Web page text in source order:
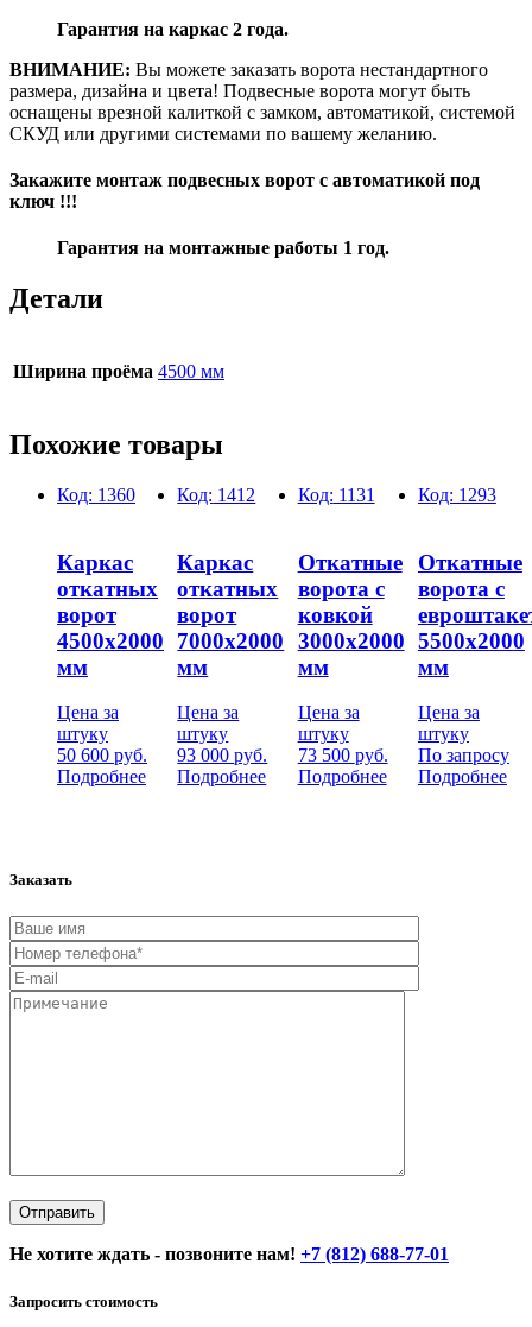
Гарантия на каркас 2 года.
ВНИМАНИЕ: Вы можете заказать ворота нестандартного
размера, дизайна и цвета! Подвесные ворота могут быть
оснащены врезной калиткой с замком, автоматикой, системой
СКУД или другими системами по вашему желанию.
Закажите монтаж подвесных ворот с автоматикой под
ключ !!!
Гарантия на монтажные работы 1 год.
Детали
Ширина проёма 4500 мм
Похожие товары
Код: 1360
Каркас
откатных
ворот
4500х2000
мм
Цена за
штуку
50 600 руб.
Подробнее
Код: 1412
Каркас
откатных
ворот
7000х2000
мм
Цена за
штуку
93 000руб.
Подробнее
Код: 1131
Откатные
ворота с
ковкой
3000х2000
мм
Цена за
штуку
73 500 руб.
Подробнее
Код: 1293
Откатные
ворота с
5500х2000
мм
Цена за
штуку
По запросу
Подробнее
Заказать
Не хотите ждать - позвоните нам! +7 (812) 688-77-01
Запросить стоимость